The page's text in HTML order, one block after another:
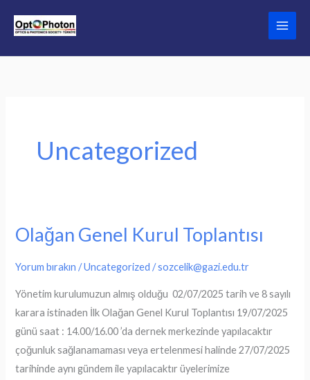
atla
Uncategorized
Olağan Genel Kurul Toplantısı
Yorum bırakın /Uncategorized /sozcelik@gazi.edu.tr
Yönetim kurulumuzun almış olduğu 02/07/2025 tarih ve 8 sayılı
karara istinaden İlk Olağan Genel Kurul Toplantısı 19/07/2025
günü saat : 14.00/16.00 ’da dernek merkezinde yapılacaktır
çoğunluk sağlanamaması veya ertelenmesi halinde 27/07/2025
tarihinde aynı gündem ile yapılacaktır üyelerimize